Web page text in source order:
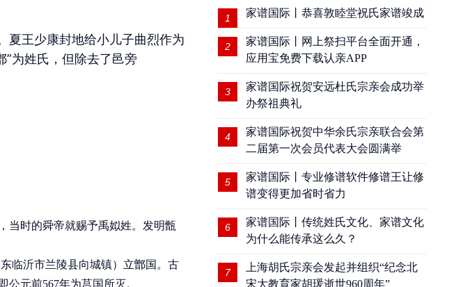
夏王少康封地给小儿子曲烈作为
”为姓氏，但除去了邑旁
当时的舜帝就赐予禹姒姓。发明甑
临沂市兰陵县向城镇）立鄫国。古
元前567年为莒国所灭。
1 家谱国际丨恭喜敦睦堂祝氏家谱竣成
2
家谱国际丨网上祭扫平台全面开通，
应用宝免费下载认亲APP
3
家谱国际祝贺安远杜氏宗亲会成功举
办祭祖典礼
4
家谱国际祝贺中华余氏宗亲联合会第
二届第一次会员代表大会圆满举
5
家谱国际丨专业修谱软件修谱王让修
谱变得更加省时省力
6
家谱国际丨传统姓氏文化、家谱文化
为什么能传承这么久？
7
上海胡氏宗亲会发起并组织“纪念北
宋大教育家胡瑗逝世960周年”